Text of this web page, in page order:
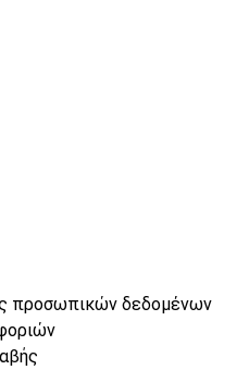
προσωπικών δεδομένων